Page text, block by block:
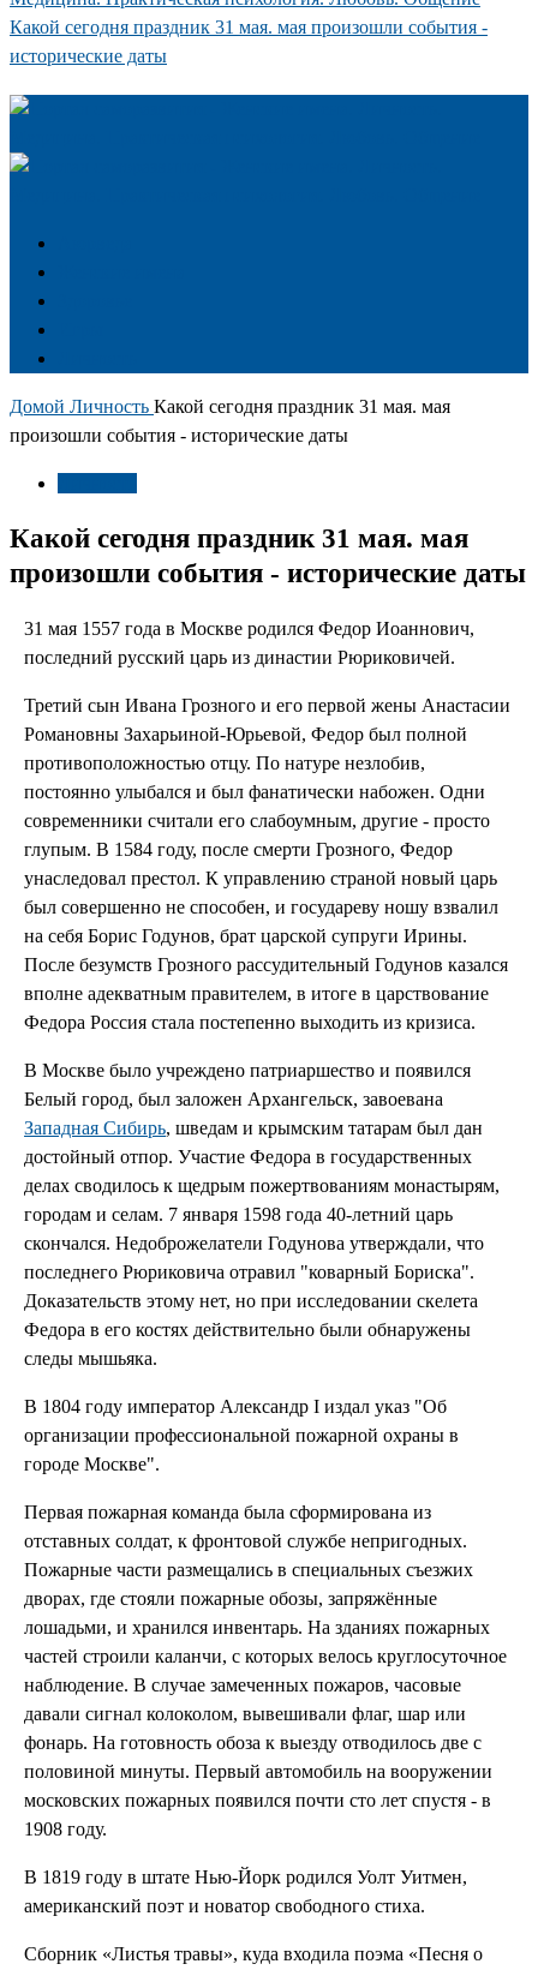
Какой сегодня праздник 31 мая. мая произошли события -
исторические даты
Домой Личность Какой сегодня праздник 31 мая. мая
произошли события - исторические даты
Какой сегодня праздник 31 мая. мая
произошли события - исторические даты
31 мая 1557 года в Москве родился Федор Иоаннович,
последний русский царь из династии Рюриковичей.
Третий сын Ивана Грозного и его первой жены Анастасии
Романовны Захарьиной-Юрьевой, Федор был полной
противоположностью отцу. По натуре незлобив,
постоянно улыбался и был фанатически набожен. Одни
современники считали его слабоумным, другие - просто
глупым. В 1584 году, после смерти Грозного, Федор
унаследовал престол. К управлению страной новый царь
был совершенно не способен, и государеву ношу взвалил
на себя Борис Годунов, брат царской супруги Ирины.
После безумств Грозного рассудительный Годунов казался
вполне адекватным правителем, в итоге в царствование
Федора Россия стала постепенно выходить из кризиса.
В Москве было учреждено патриаршество и появился
Белый город, был заложен Архангельск, завоевана
Западная Сибирь, шведам и крымским татарам был дан
достойный отпор. Участие Федора в государственных
делах сводилось к щедрым пожертвованиям монастырям,
городам и селам. 7 января 1598 года 40-летний царь
скончался. Недоброжелатели Годунова утверждали, что
последнего Рюриковича отравил "коварный Бориска".
Доказательств этому нет, но при исследовании скелета
Федора в его костях действительно были обнаружены
следы мышьяка.
В 1804 году император Александр I издал указ "Об
организации профессиональной пожарной охраны в
городе Москве".
Первая пожарная команда была сформирована из
отставных солдат, к фронтовой службе непригодных.
Пожарные части размещались в специальных съезжих
дворах, где стояли пожарные обозы, запряжённые
лошадьми, и хранился инвентарь. На зданиях пожарных
частей строили каланчи, с которых велось круглосуточное
наблюдение. В случае замеченных пожаров, часовые
давали сигнал колоколом, вывешивали флаг, шар или
фонарь. На готовность обоза к выезду отводилось две с
половиной минуты. Первый автомобиль на вооружении
московских пожарных появился почти сто лет спустя - в
1908 году.
В 1819 году в штате Нью-Йорк родился Уолт Уитмен,
американский поэт и новатор свободного стиха.
Сборник «Листья травы», куда входила поэма «Песня о